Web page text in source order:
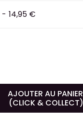
- 14,95 €
AJOUTER AU PANIER
(CLICK & COLLECT)